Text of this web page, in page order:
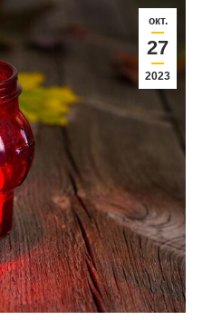
окт.
27
2023